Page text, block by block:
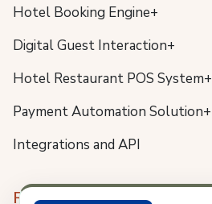
Hotel Booking Engine+
Digital Guest Interaction+
Hotel Restaurant POS System+
Payment Automation Solution+
Integrations and API
Resources